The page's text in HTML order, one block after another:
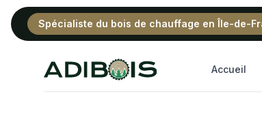
Spécialiste du bois de chauffage en Île-de-
Adibois Accueil